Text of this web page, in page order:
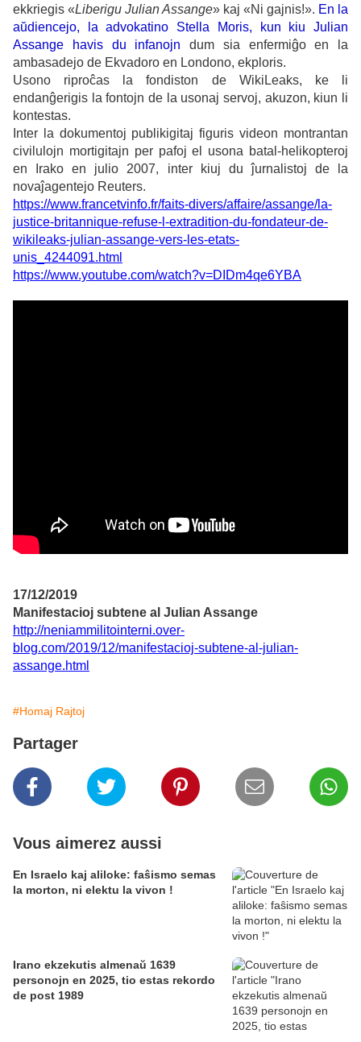
ekkriegis «Liberigu Julian Assange» kaj «Ni gajnis!». En la
aŭdiencejo, la advokatino
Stella Moris, kun kiu Julian
Assange havis du infanojn dum sia enfermiĝo en la
ambasadejo de Ekvadoro en Londono, ekploris.
Usono riproĉas la fondiston de WikiLeaks, ke li
endanĝerigis la fontojn de la usonaj servoj, akuzon, kiun li
kontestas.
Inter la dokumentoj publikigitaj figuris videon montrantan
civilulojn mortigitajn per pafoj el usona batal-helikopteroj
en Irako en julio 2007, inter kiuj du ĵurnalistoj de la
novaĵagentejo Reuters.
https://www.francetvinfo.fr/faits-divers/affaire/assange/la-
justice-britannique-refuse-l-extradition-du-fondateur-de-
wikileaks-julian-assange-vers-les-etats-
unis_4244091.html
https://www.youtube.com/watch?v=DIDm4qe6YBA
17/12/2019
Manifestacioj subtene al Julian Assange
http://neniammilitointerni.over-
blog.com/2019/12/manifestacioj-subtene-al-julian-
assange.html
#Homaj Rajtoj
Partager
Vous aimerez aussi
En Israelo kaj aliloke: faŝismo semas
la morton, ni elektu la vivon !
Irano ekzekutis almenaŭ 1639
personojn en 2025, tio estas rekordo
de post 1989